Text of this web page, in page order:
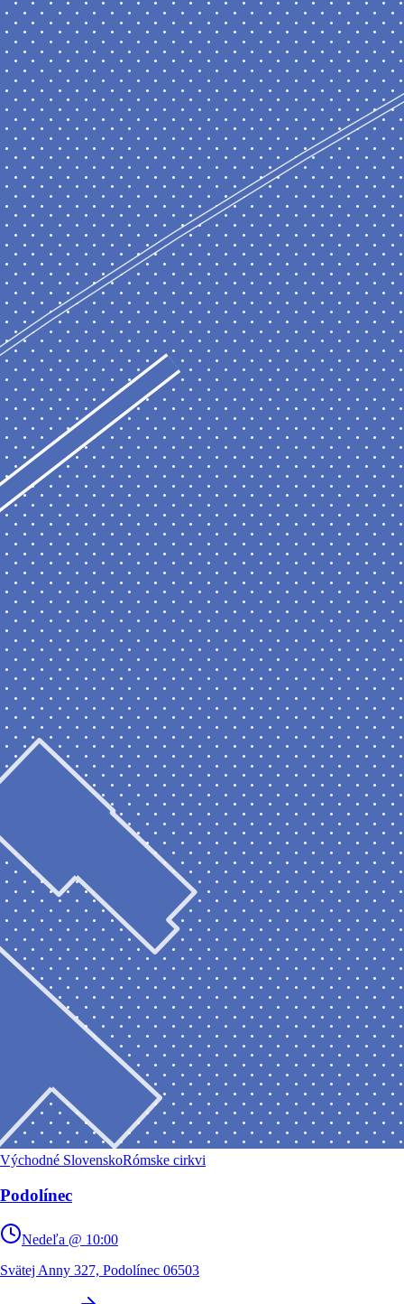
Východné SlovenskoRómske cirkvi
Podolínec
Nedeľa @ 10:00
Svätej Anny 327, Podolínec 06503